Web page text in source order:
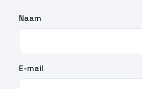
Naam
E-mail